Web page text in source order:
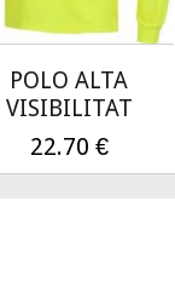
POLO ALTA
VISIBILITAT
22.70 €